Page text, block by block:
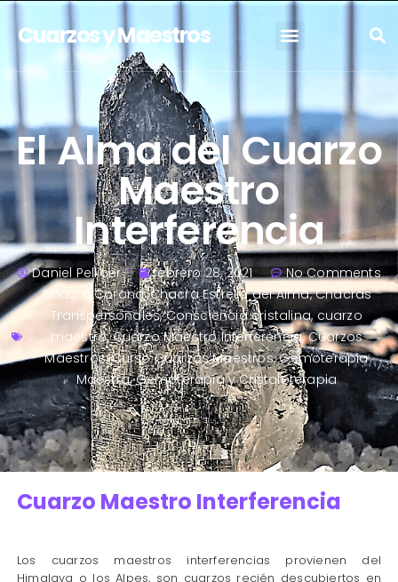
Cuarzos y Maestros
El Alma del Cuarzo
Maestro
Interferencia
Daniel Pellicer febrero 28, 2021
No Comments
Chacra Corona,Chacra Estrella del Alma,Chacras
Transpersonales,Consciencia cristalina,cuarzo
maestro,Cuarzo Maestro Interferencia,Cuarzos
Maestros,Curso Cuarzos Maestros,Gemoterapia
Maestra,Gemoterapia y Cristaloterapia
Cuarzo Maestro Interferencia
Los cuarzos maestros interferencias provienen del
Himalaya o los Alpes, son cuarzos recién descubiertos en